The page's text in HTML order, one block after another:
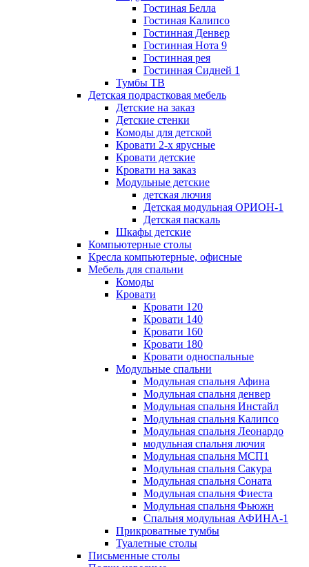
Гостиная Белла
Гостиная Калипсо
Гостинная Денвер
Гостинная Нота 9
Гостинная рея
Гостинная Сидней 1
Тумбы ТВ
Детская подрастковая мебель
Детские на заказ
Детские стенки
Комоды для детской
Кровати 2-х ярусные
Кровати детские
Кровати на заказ
Модульные детские
детская лючия
Детская модульная ОРИОН-1
Детская паскаль
Шкафы детские
Компьютерные столы
Кресла компьютерные, офисные
Мебель для спальни
Комоды
Кровати
Кровати 120
Кровати 140
Кровати 160
Кровати 180
Кровати односпальные
Модульные спальни
Модульная спальня Афина
Модульная спальня денвер
Модульная спальня Инстайл
Модульная спальня Калипсо
Модульная спальня Леонардо
модульная спальня лючия
Модульная спальня МСП1
Модульная спальня Сакура
Модульная спальня Соната
Модульная спальня Фиеста
Модульная спальня Фьюжн
Спальня модульная АФИНА-1
Прикроватные тумбы
Туалетные столы
Письменные столы